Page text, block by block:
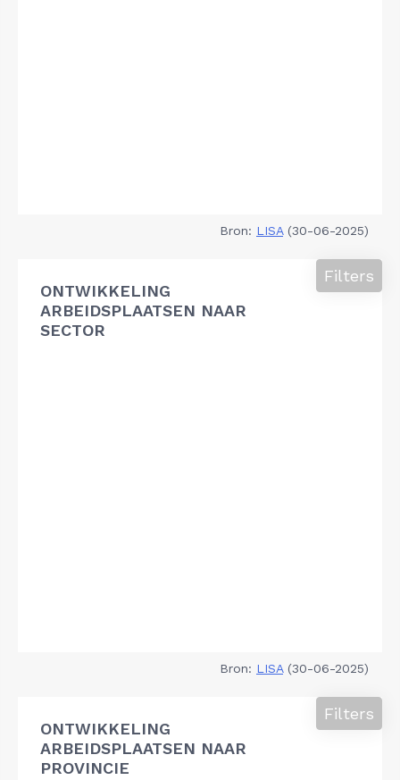
Bron: LISA(30-06-2025)
ONTWIKKELING
ARBEIDSPLAATSEN NAAR
SECTOR
Filters
Bron: LISA(30-06-2025)
ONTWIKKELING
ARBEIDSPLAATSEN NAAR
PROVINCIE
Filters